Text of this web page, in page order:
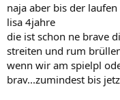
naja aber bis der
lisa 4jahre
die ist schon ne brave
streiten und rum
wenn wir am spielpl
brav...zumindest bis